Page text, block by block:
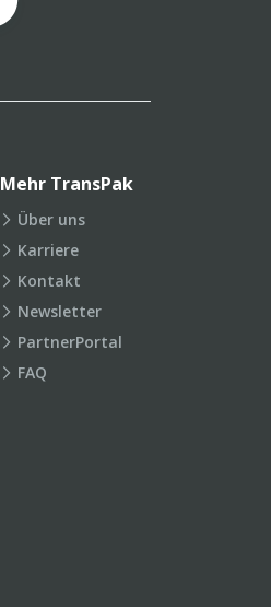
Mehr TransPak
Über uns
Karriere
Kontakt
Newsletter
PartnerPortal
FAQ